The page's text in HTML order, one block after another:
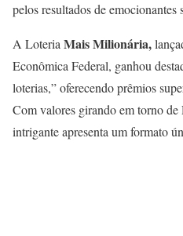
pelos resultados de emocionantes
A Loteria Mais Milionária,
Econômica Federal, ganhou
loterias,” oferecendo prêmios
Com valores girando em torno de
intrigante apresenta um formato